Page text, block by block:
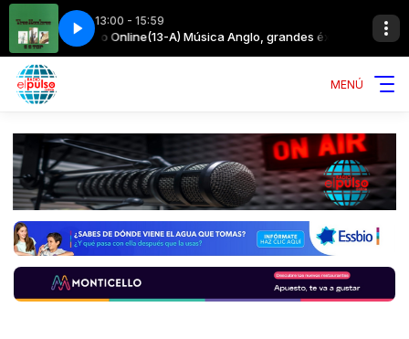
13:00 - 15:59
Radioelpulso Online(13-A) Música Anglo, grandes éxitos con
ZZ Top - La Grange
MENÚ